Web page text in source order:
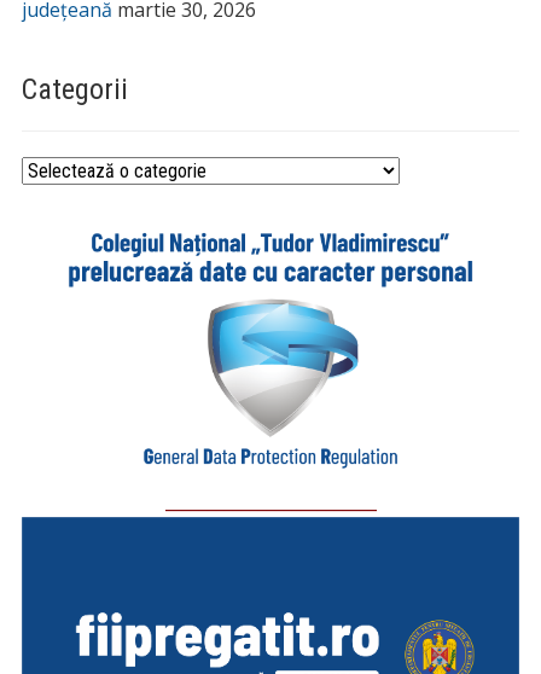
județeană martie 30, 2026
Categorii
Categorii